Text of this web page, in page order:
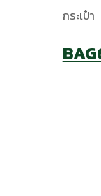
กระเป๋า